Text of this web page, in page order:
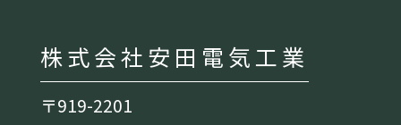
株式会社安田電気工業
〒919-2201